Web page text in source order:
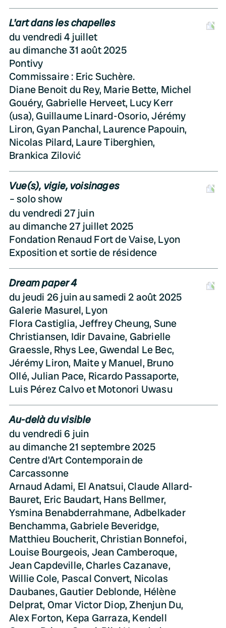
L'art dans les chapelles
du vendredi 4 juillet
au dimanche 31 août 2025
Pontivy
Commissaire : Eric Suchère.
Diane Benoit du Rey, Marie Bette, Michel
Gouéry, Gabrielle Herveet, Lucy Kerr
(usa), Guillaume Linard-Osorio, Jérémy
Liron, Gyan Panchal, Laurence Papouin,
Nicolas Pilard, Laure Tiberghien,
Brankica Zilović
Vue(s), vigie, voisinages
solo show
du vendredi 27 juin
au dimanche 27 juillet 2025
Fondation Renaud Fort de Vaise, Lyon
Exposition et sortie de résidence
Dream paper 4
du jeudi 26 juin au samedi 2 août 2025
Galerie Masurel, Lyon
Flora Castiglia, Jeffrey Cheung, Sune
Christiansen, Idir Davaine, Gabrielle
Graessle, Rhys Lee, Gwendal Le Bec,
Jérémy Liron, Maite y Manuel, Bruno
Ollé, Julian Pace, Ricardo Passaporte,
Luis Pérez Calvo et Motonori Uwasu
Au-delà du visible
du vendredi 6 juin
au dimanche 21 septembre 2025
Centre d'Art Contemporain de
Carcassonne
Arnaud Adami, El Anatsui, Claude Allard-
Bauret, Eric Baudart, Hans Bellmer,
Ysmina Benabderrahmane, Adbelkader
Benchamma, Gabriele Beveridge,
Matthieu Boucherit, Christian Bonnefoi,
Louise Bourgeois, Jean Camberoque,
Jean Capdeville, Charles Cazanave,
Willie Cole, Pascal Convert, Nicolas
Daubanes, Gautier Deblonde, Hélène
Delprat, Omar Victor Diop, Zhenjun Du,
Alex Forton, Kepa Garraza, Kendell